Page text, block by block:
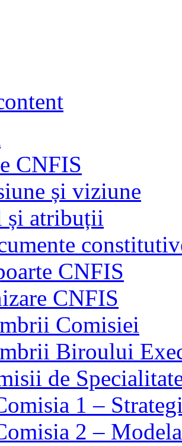
CNFIS
și viziune
și atribuții
CNFIS
CNFIS
Comisiei
Biroului
de
1 –
2 –